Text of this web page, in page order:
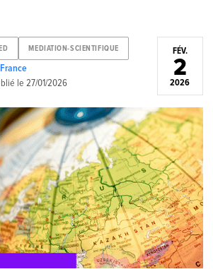
MEDIATION-SCIENTIFIQUE
le27/01/2026
FÉV.
2
2026